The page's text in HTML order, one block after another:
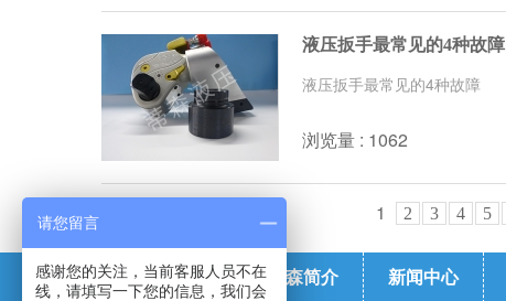
液压扳手最常见的4种故
液压扳手最常见的4种故障
浏览量 : 1062
1 2 3 4 5
蒂森首页 蒂森简介 新闻中心
请您留言
感谢您的关注，当前客服人员不在
线，请填写一下您的信息，我们会